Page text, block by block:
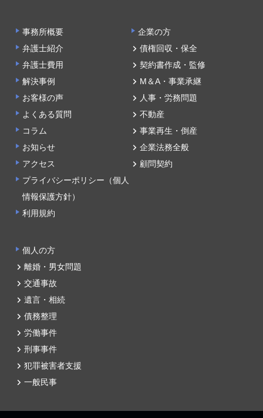
事務所概要
弁護士紹介
弁護士費用
解決事例
お客様の声
よくある質問
コラム
お知らせ
アクセス
プライバシーポリシー（個人
情報保護方針）
利用規約
企業の方
債権回収・保全
契約書作成・監修
M＆A・事業承継
人事・労務問題
不動産
事業再生・倒産
企業法務全般
顧問契約
個人の方
離婚・男女問題
交通事故
遺言・相続
債務整理
労働事件
刑事事件
犯罪被害者支援
一般民事